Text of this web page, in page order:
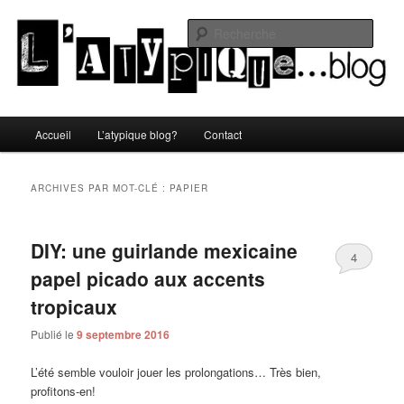
contenu
principal
contenu
secondaireL'atypique blog
principal
Accueil L’atypique blog? Contact
ARCHIVES PAR MOT-CLÉ : PAPIER
DIY: une guirlande mexicaine
papel picado aux accents
tropicaux
Publié le9 septembre 2016
4
L’été semble vouloir jouer les prolongations… Très bien,
profitons-en!